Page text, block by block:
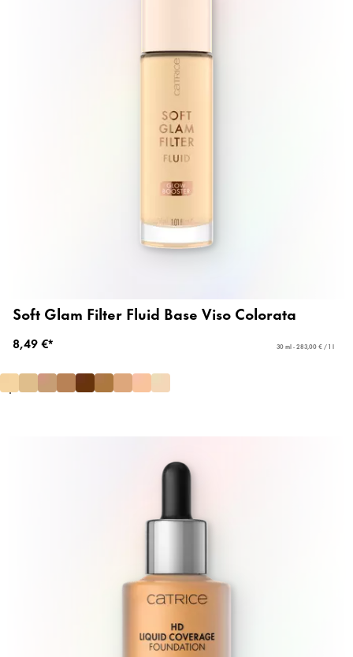
Soft Glam Filter Fluid Base Viso Colorata
8,49 €* 30 ml - 283,00 € / 1 l